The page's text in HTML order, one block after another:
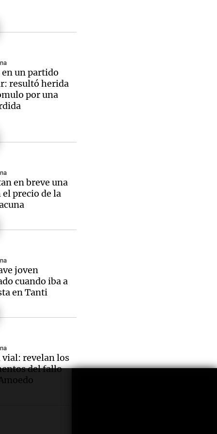
un partido
resultó herida
por una
en breve una
el precio de la
joven
cuando iba a
en Tanti
revelan los
del fallo